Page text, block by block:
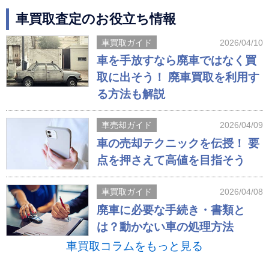
車買取査定のお役立ち情報
車買取ガイド 2026/04/10
車を手放すなら廃車ではなく買
取に出そう！ 廃車買取を利用す
る方法も解説
車売却ガイド 2026/04/09
車の売却テクニックを伝授！ 要
点を押さえて高値を目指そう
車買取ガイド 2026/04/08
廃車に必要な手続き・書類と
は？動かない車の処理方法
車買取コラムをもっと見る